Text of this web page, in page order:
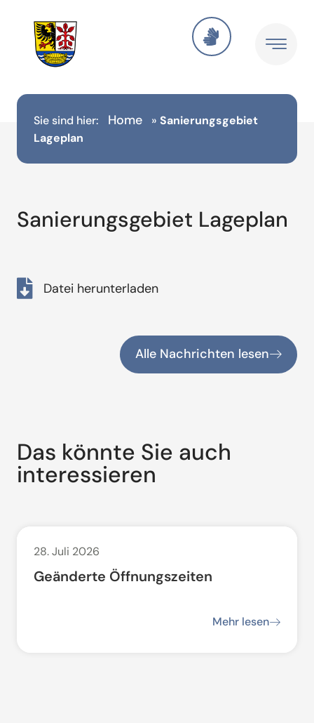
Sie sind hier: Home » Sanierungsgebiet
Lageplan
Sanierungsgebiet Lageplan
Datei herunterladen
Alle Nachrichten lesen
Das könnte Sie auch
interessieren
28. Juli 2026
Geänderte Öffnungszeiten
Mehr lesen